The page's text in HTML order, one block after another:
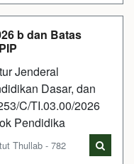
b dan Batas
Jenderal
Dasar, dan
C/TI.03.00/2026
Pendidika
Thullab - 782